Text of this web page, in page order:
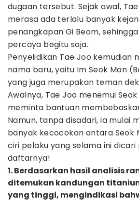
dugaan tersebut. Sejak awal,
merasa ada terlalu banyak
penangkapan Gi Beom,
percaya begitu saja.
Penyelidikan Tae Joo kemudian
nama baru, yaitu Im Seok Man
yang juga merupakan teman
Awalnya, Tae Joo menemui
meminta bantuan
Namun, tanpa disadari, ia mulai
banyak kecocokan antara Seok
ciri pelaku yang selama ini dicari
daftarnya!
1. Berdasarkan hasil analisis
ditemukan kandungan
yang tinggi, mengindikasi